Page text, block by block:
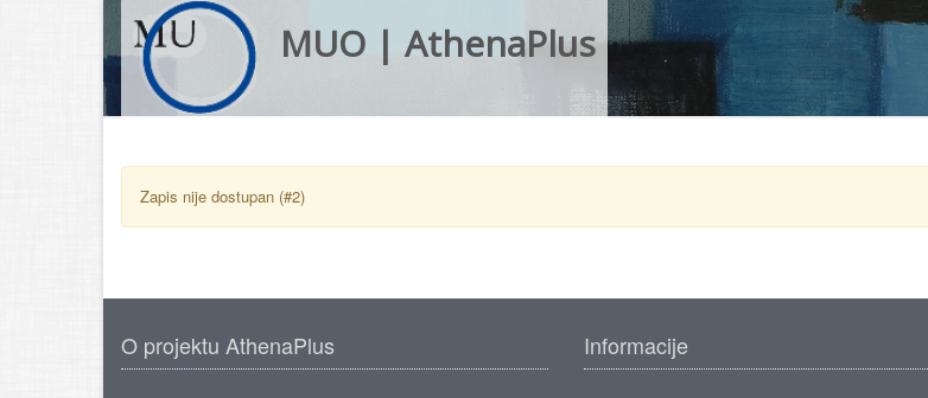
MUO | AthenaPlus
Zapis nije dostupan (#2)
O projektu AthenaPlus Informacije